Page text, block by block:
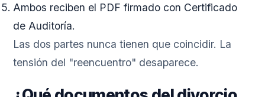
Ambos reciben el PDF firmado con Certificado
de Auditoría.
Las dos partes nunca tienen que coincidir. La
tensión del "reencuentro" desaparece.